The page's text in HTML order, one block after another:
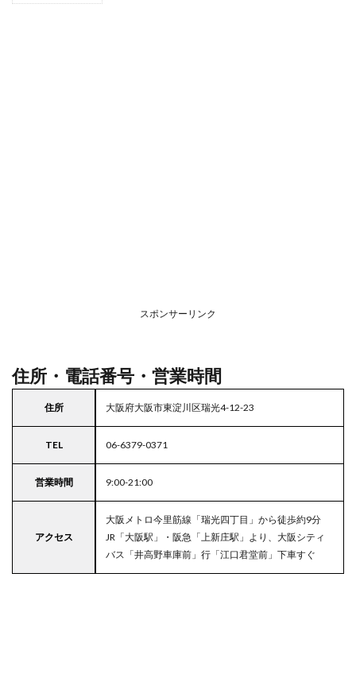
イフ
スポンサーリンク
住所・電話番号・営業時間
住所 大阪府大阪市東淀川区瑞光4-12-23
TEL 06-6379-0371
営業時間 9:00-21:00
アクセス
大阪メトロ今里筋線「瑞光四丁目」から徒歩約9分
JR「大阪駅」・阪急「上新庄駅」より、大阪シティ
バス「井高野車庫前」行「江口君堂前」下車すぐ